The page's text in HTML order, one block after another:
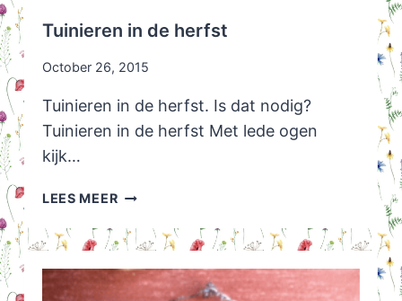
Tuinieren in de herfst
October 26, 2015
Tuinieren in de herfst. Is dat nodig?
Tuinieren in de herfst Met lede ogen
kijk…
LEES MEERTUINIEREN
DE